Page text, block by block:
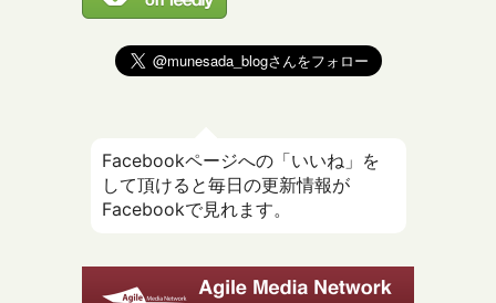
Facebookページへの「いいね」を
して頂けると毎日の更新情報が
Facebookで見れます。